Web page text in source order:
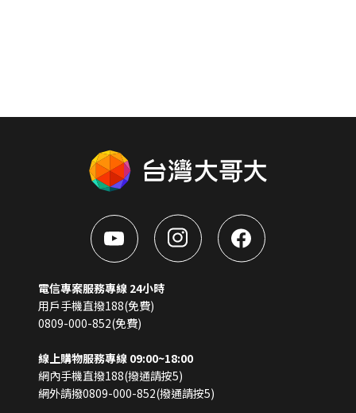
電信專案服務專線 24小時
用戶手機直撥188(免費)
0809-000-852(免費)
線上購物服務專線 09:00~18:00
網內手機直撥188(撥通請按5)
網外請撥0809-000-852(撥通請按5)